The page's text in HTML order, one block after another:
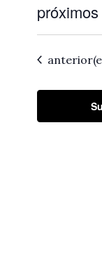
próximos
Seleccionar
Eventos